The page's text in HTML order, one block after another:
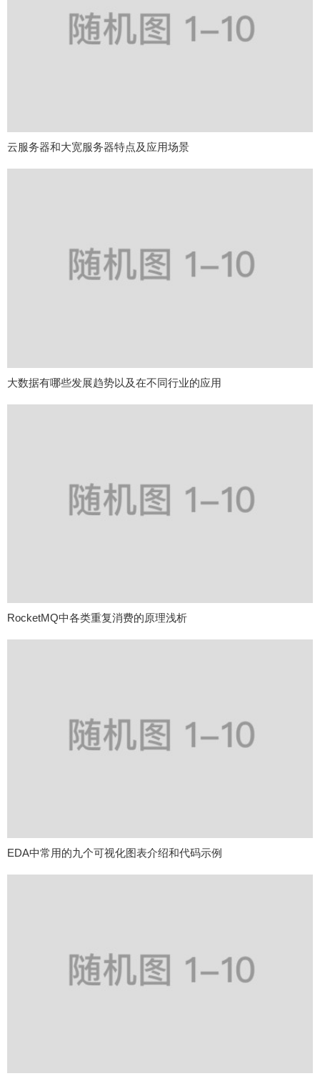
云服务器和大宽服务器特点及应用场景
大数据有哪些发展趋势以及在不同行业的应用
RocketMQ中各类重复消费的原理浅析
EDA中常用的九个可视化图表介绍和代码示例